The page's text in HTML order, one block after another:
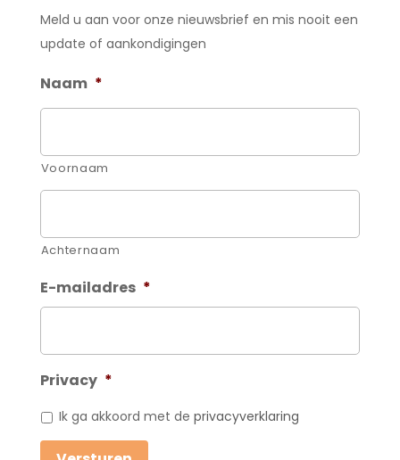
Meld u aan voor onze nieuwsbrief en mis nooit een
update of aankondigingen
Naam *
Voornaam
Achternaam
E-mailadres *
Privacy *
Ik ga akkoord met de privacyverklaring